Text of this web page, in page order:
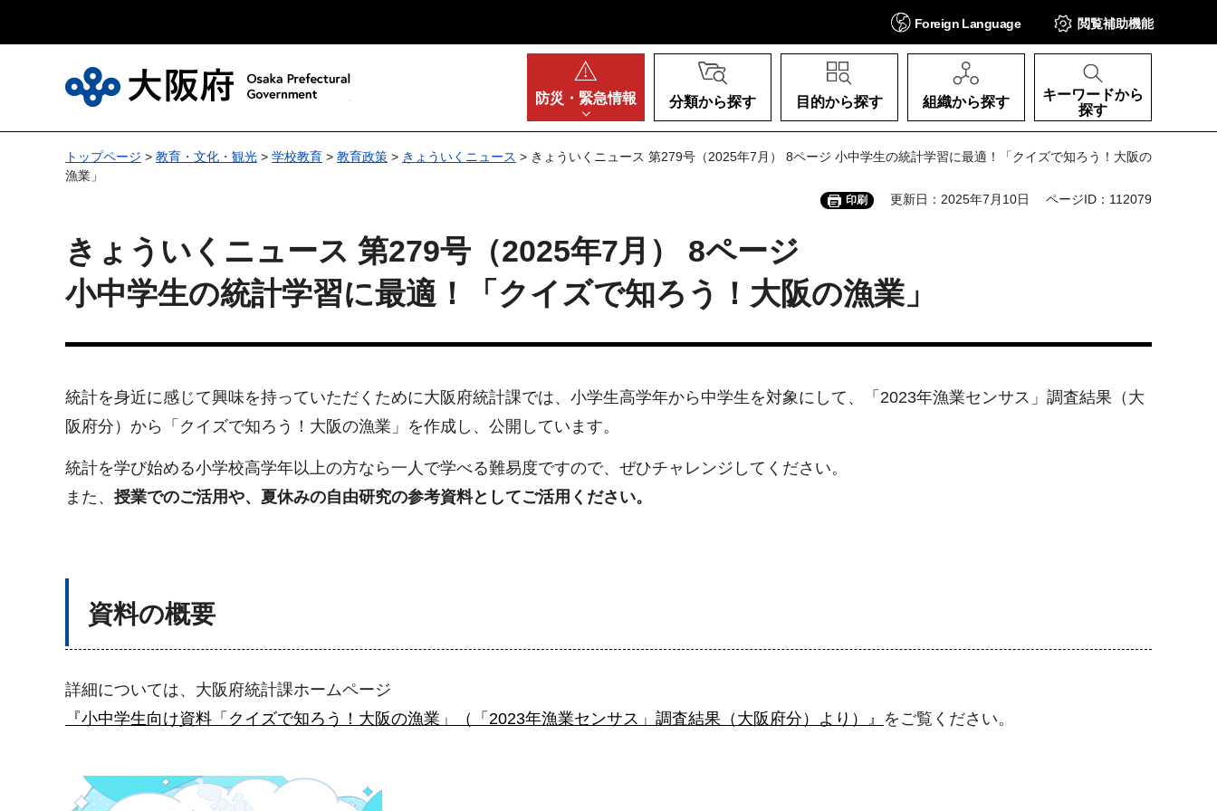
Foreign Language 閲覧補助機能
防災・ 緊急情報 分類から探す 目的から探す 組織から探す
キーワードから
探す
トップページ > 教育・文化・観光 > 学校教育 > 教育政策 > きょういくニュース > きょういくニュース 第279号（2025年7月） 8ページ 小中学生の統計学習に最適！「クイズで知ろう！大阪の
漁業」
印刷 更新日：2025年7月10日 ページID：112079
きょういくニュース 第279号（2025年7月） 8ページ
小中学生の統計学習に最適！「クイズで知ろう！大阪の漁業」
統計を身近に感じて興味を持っていただくために大阪府統計課では、小学生高学年から中学生を対象にして、「2023年漁業センサス」調査結果（大
阪府分）から「クイズで知ろう！大阪の漁業」を作成し、公開しています。
統計を学び始める小学校高学年以上の方なら一人で学べる難易度ですので、ぜひチャレンジしてください。
また、 授業でのご活用や、夏休みの自由研究の参考資料としてご活用ください。
資料の概要
詳細については、大阪府統計課ホームページ
『小中学生向け資料「クイズで知ろう！大阪の漁業」（「2023年漁業センサス」調査結果（大阪府分）より）』 をご覧ください。